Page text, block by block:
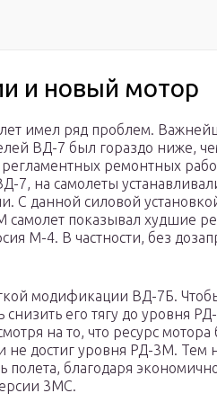
и новый мотор
имел ряд проблем.
ВД-7 был гораздо ниже,
ремонтных
7, на самолеты
С данной силовой
показывал худшие
М-4. В частности, без
модификации ВД-7Б.
снизить его тягу до уровня
на то, что ресурс
не достиг уровня РД-3М. Тем
благодаря
3МС.